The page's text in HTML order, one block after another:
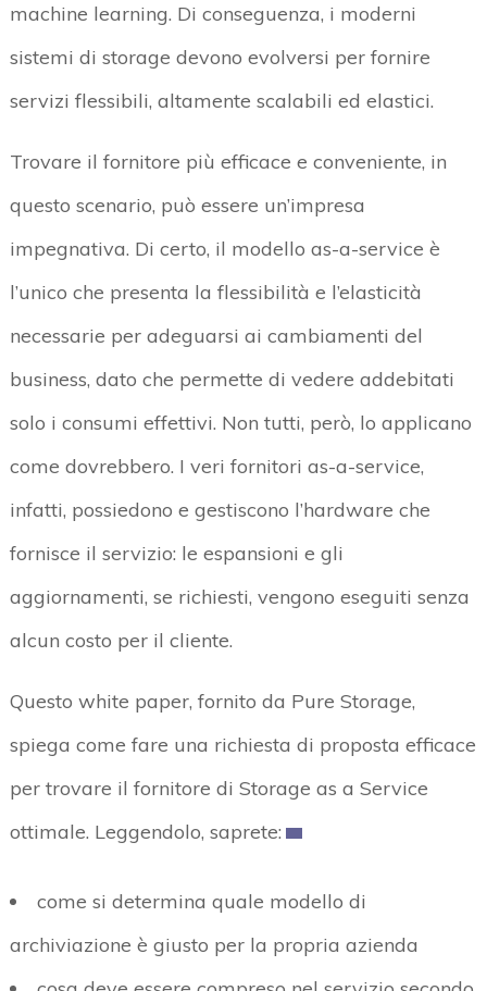
machine learning. Di conseguenza, i moderni
sistemi di storage devono evolversi per fornire
servizi flessibili, altamente scalabili ed elastici.
Trovare il fornitore più efficace e conveniente, in
questo scenario, può essere un’impresa
impegnativa. Di certo, il modello as-a-service è
l’unico che presenta la flessibilità e l’elasticità
necessarie per adeguarsi ai cambiamenti del
business, dato che permette di vedere addebitati
solo i consumi effettivi. Non tutti, però, lo applicano
come dovrebbero. I veri fornitori as-a-service,
infatti, possiedono e gestiscono l’hardware che
fornisce il servizio: le espansioni e gli
aggiornamenti, se richiesti, vengono eseguiti senza
alcun costo per il cliente.
Questo white paper, fornito da Pure Storage,
spiega come fare una richiesta di proposta efficace
per trovare il fornitore di Storage as a Service
ottimale. Leggendolo, saprete:
come si determina quale modello di
archiviazione è giusto per la propria azienda